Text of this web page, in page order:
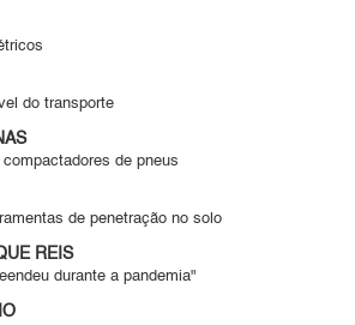
do transporte
de pneus
de penetração no solo
REIS
durante a pandemia"